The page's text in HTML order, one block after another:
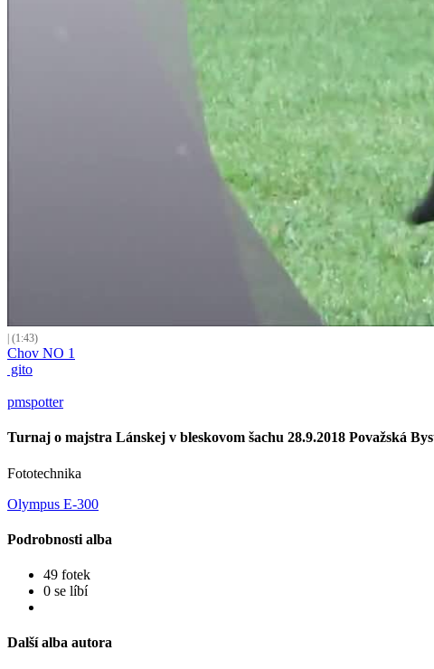
| (1:43)
Chov NO 1
gito
pmspotter
Turnaj o majstra Lánskej v bleskovom šachu 28.9.2018 Považská
Fototechnika
Olympus E-300
Podrobnosti alba
49 fotek
0 se líbí
Další alba autora